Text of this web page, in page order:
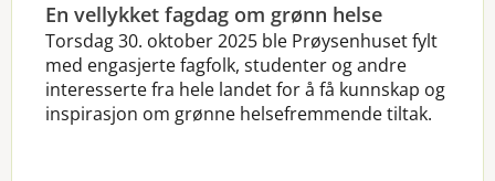
En vellykket fagdag om grønn helse
Torsdag 30. oktober 2025 ble Prøysenhuset fylt
med engasjerte fagfolk, studenter og andre
interesserte fra hele landet for å få kunnskap og
inspirasjon om grønne helsefremmende tiltak.